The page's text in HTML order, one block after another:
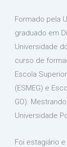
Formado pela
graduado em
Universidade
curso de
Escola
(ESMEG) e
GO).
Universidade
Foi estagiário